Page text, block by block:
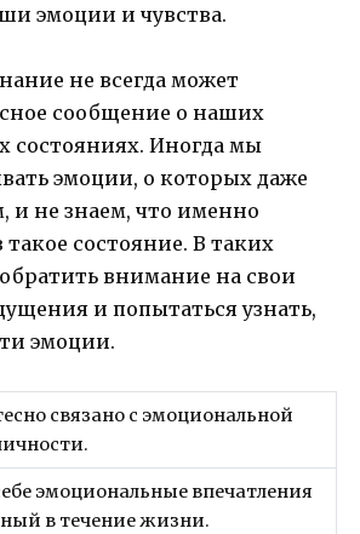
эмоции и чувства.
не всегда может
сообщение о наших
состояниях. Иногда мы
эмоции, о которых даже
и не знаем, что именно
состояние. В таких
внимание на свои
и попытаться узнать,
эмоции.
связано с эмоциональной
эмоциональные впечатления
в течение жизни.